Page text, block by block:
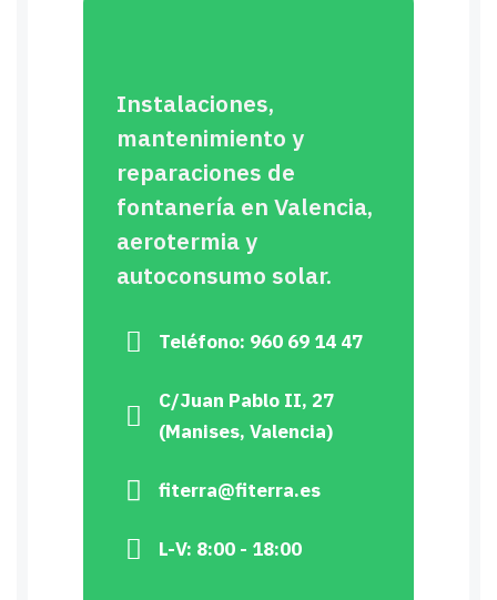
Instalaciones,
mantenimiento y
reparaciones de
fontanería en Valencia,
aerotermia y
autoconsumo solar.
Teléfono: 960 69 14 47
C/Juan Pablo II, 27
(Manises, Valencia)
fiterra@fiterra.es
L-V: 8:00 - 18:00